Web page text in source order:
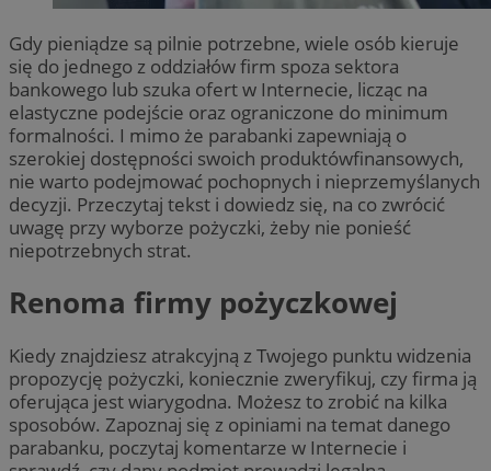
Gdy pieniądze są pilnie potrzebne, wiele osób kieruje
się do jednego z oddziałów firm spoza sektora
bankowego lub szuka ofert w Internecie, licząc na
elastyczne podejście oraz ograniczone do minimum
formalności. I mimo że parabanki zapewniają o
szerokiej dostępności swoich produktówfinansowych,
nie warto podejmować pochopnych i nieprzemyślanych
decyzji. Przeczytaj tekst i dowiedz się, na co zwrócić
uwagę przy wyborze pożyczki, żeby nie ponieść
niepotrzebnych strat.
Renoma firmy pożyczkowej
Kiedy znajdziesz atrakcyjną z Twojego punktu widzenia
propozycję pożyczki, koniecznie zweryfikuj, czy firma ją
oferująca jest wiarygodna. Możesz to zrobić na kilka
sposobów. Zapoznaj się z opiniami na temat danego
parabanku, poczytaj komentarze w Internecie i